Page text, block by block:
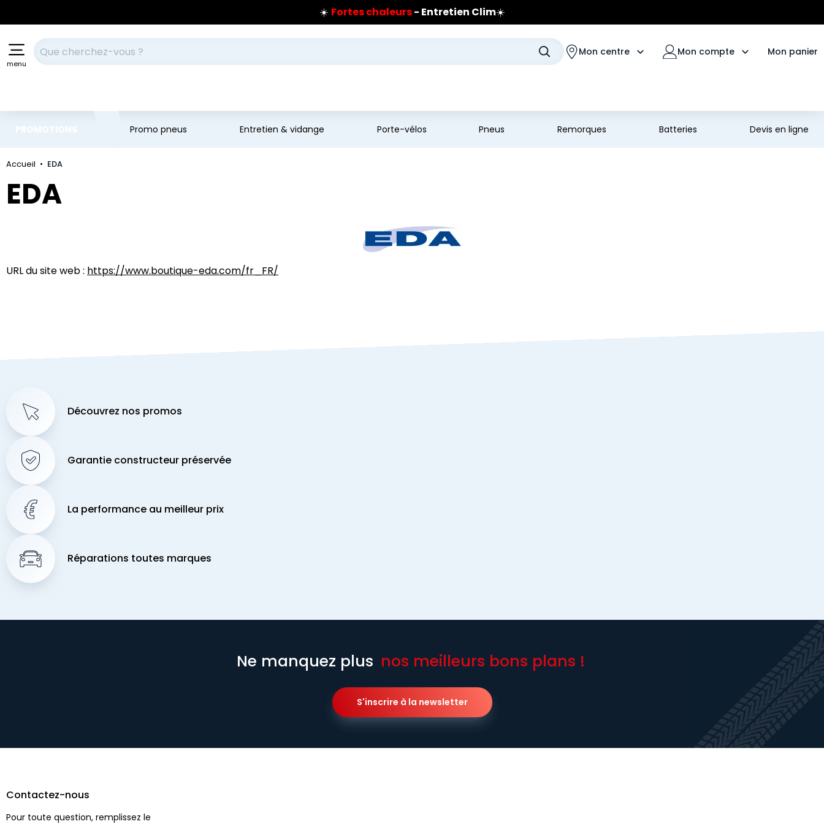
☀️ Fortes chaleurs- Entretien Clim☀️
Prix coûtant pneus Bridgestone
🔥Extincteur :réflexe sécurité🔥
sur les pneus Bridgestone
menu
Votre recherche Mon centre Mon compte Mon panier
Promo pneus Entretien & vidange Porte-vélos Pneus Remorques Batteries Devis en ligne
Accueil EDA
EDA
URL du site web : https://www.boutique-eda.com/fr_FR/
Découvrez nos promos
Garantie constructeur préservée
La performance au meilleur prix
Réparations toutes marques
Ne manquez plus nos meilleurs bons plans !
S'inscrire à la newsletter
Contactez-nous
Pour toute question, remplissez le